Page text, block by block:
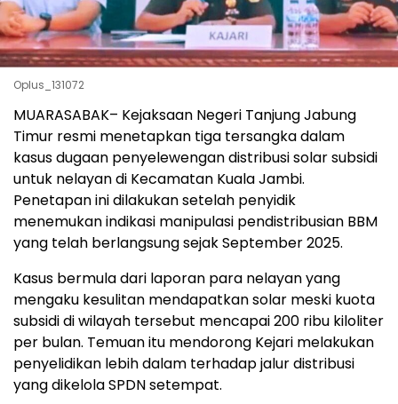
Oplus_131072
MUARASABAK– Kejaksaan Negeri Tanjung Jabung
Timur resmi menetapkan tiga tersangka dalam
kasus dugaan penyelewengan distribusi solar subsidi
untuk nelayan di Kecamatan Kuala Jambi.
Penetapan ini dilakukan setelah penyidik
menemukan indikasi manipulasi pendistribusian BBM
yang telah berlangsung sejak September 2025.
Kasus bermula dari laporan para nelayan yang
mengaku kesulitan mendapatkan solar meski kuota
subsidi di wilayah tersebut mencapai 200 ribu kiloliter
per bulan. Temuan itu mendorong Kejari melakukan
penyelidikan lebih dalam terhadap jalur distribusi
yang dikelola SPDN setempat.